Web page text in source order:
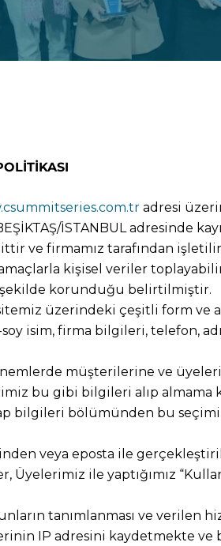
adresi
İSTANBUL adresinde
ve firmamız tarafından
kişisel veriler
şekilde korunduğu belirtilmiştir.
üzerindeki çeşitli form
isim, firma bilgileri, telefon,
müşterilerine ve
bu gibi bilgileri alıp almama
bilgileri bölümünden bu
veya eposta ile
Üyelerimiz ile yaptığımız
tanımlanması ve verilen
IP adresini kaydetmekte ve